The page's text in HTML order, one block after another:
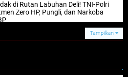
di Rutan Labuhan Deli! TNI-Polri
Zero HP, Pungli, dan Narkoba
Tampilkan